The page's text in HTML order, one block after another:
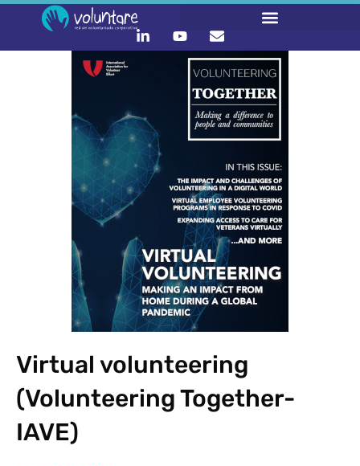
Virtual volunteering
(Volunteering Together-
IAVE)